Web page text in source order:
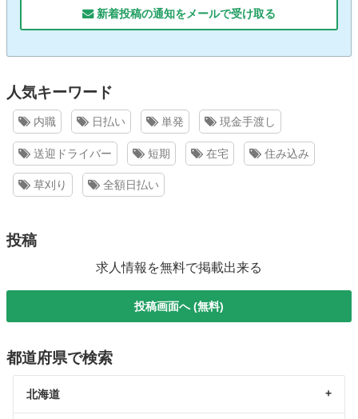
新着投稿の通知をメールで受け取る
人気キーワード
内職 日払い 単発 現金手渡し
送迎ドライバー 短期 在宅 住み込み
草刈り 全額日払い
投稿
求人情報を無料で掲載出来る
投稿画面へ (無料)
都道府県で検索
北海道